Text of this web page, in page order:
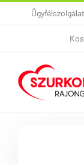
Kihagyás